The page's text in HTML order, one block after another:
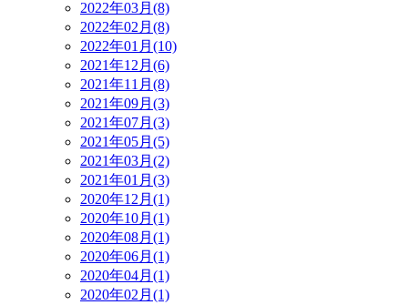
2022年03月(8)
2022年02月(8)
2022年01月(10)
2021年12月(6)
2021年11月(8)
2021年09月(3)
2021年07月(3)
2021年05月(5)
2021年03月(2)
2021年01月(3)
2020年12月(1)
2020年10月(1)
2020年08月(1)
2020年06月(1)
2020年04月(1)
2020年02月(1)